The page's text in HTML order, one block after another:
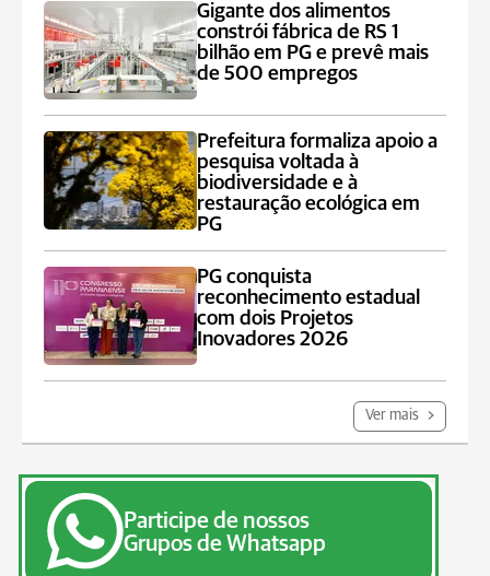
Gigante dos alimentos
constrói fábrica de RS 1
bilhão em PG e prevê mais
de 500 empregos
Prefeitura formaliza apoio a
pesquisa voltada à
biodiversidade e à
restauração ecológica em
PG
PG conquista
reconhecimento estadual
com dois Projetos
Inovadores 2026
Ver mais
Participe de nossos
Grupos de Whatsapp